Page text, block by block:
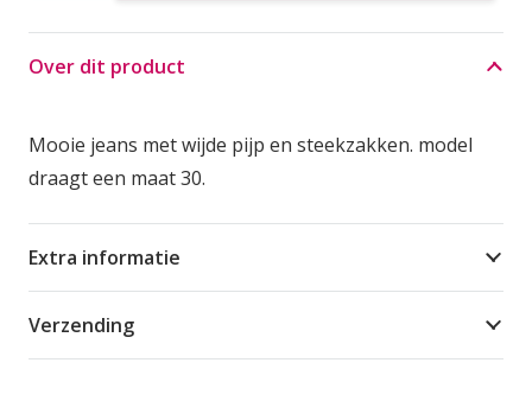
aantal
Over dit product
Mooie jeans met wijde pijp en steekzakken. model
draagt een maat 30.
Extra informatie
Verzending